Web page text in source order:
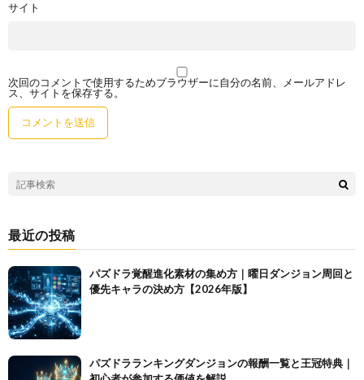
サイト
次回のコメントで使用するためブラウザーに自分の名前、メールアドレ
ス、サイトを保存する。
最近の投稿
パズドラ覚醒進化素材の集め方｜曜日ダンジョン周回と
優先キャラの決め方【2026年版】
パズドラランキングダンジョンの報酬一覧と王冠特典｜